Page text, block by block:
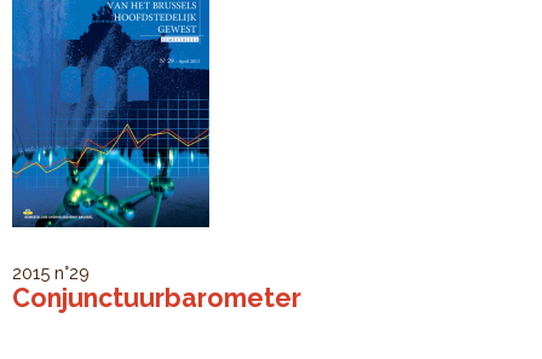
2015 n°29
Conjunctuurbarometer